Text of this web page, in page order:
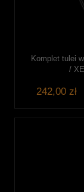
Komplet tulei
/
242,00 zł